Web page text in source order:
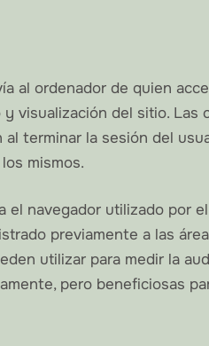
al ordenador de quien
visualización del sitio. Las
terminar la sesión del
mismos.
navegador utilizado por
previamente a las
utilizar para medir la
pero beneficiosas